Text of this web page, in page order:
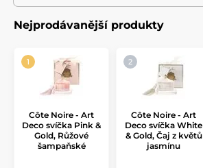
Nejprodávanější produkty
Côte Noire - Art
Deco svíčka Pink &
Gold, Růžové
šampaňské
Côte Noire - Art
Deco svíčka White
& Gold, Čaj z květů
jasmínu